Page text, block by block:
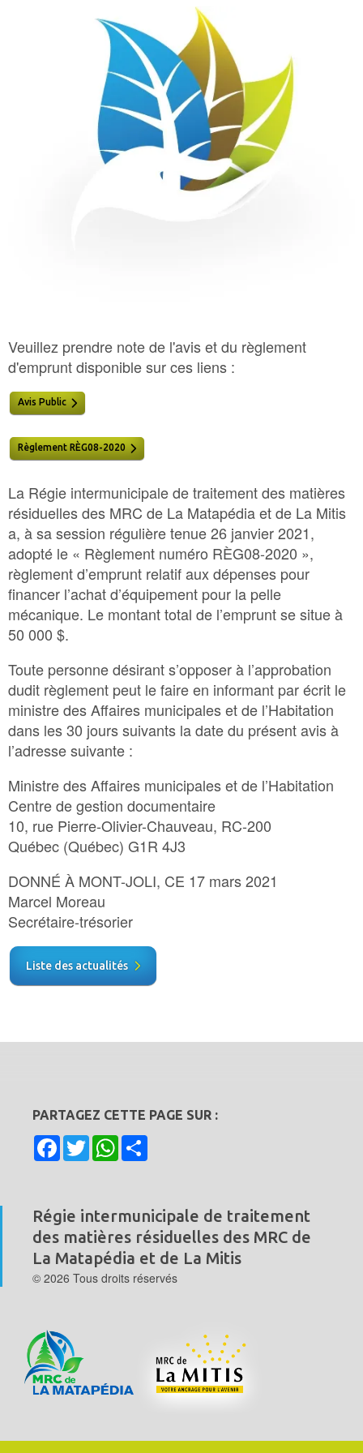
Bac Brun – Matières organiques
Bac Vert – Déchets
Plastique agricole
Veuillez prendre note de l'avis et du règlement
d'emprunt disponible sur ces liens :
Avis Public
Règlement RÈG08-2020
La Régie intermunicipale de traitement des matières
résiduelles des MRC de La Matapédia et de La Mitis
a, à sa session régulière tenue 26 janvier 2021,
adopté le « Règlement numéro RÈG08-2020 »,
règlement d’emprunt relatif aux dépenses pour
financer l’achat d’équipement pour la pelle
mécanique. Le montant total de l’emprunt se situe à
50 000 $.
Toute personne désirant s’opposer à l’approbation
dudit règlement peut le faire en informant par écrit le
ministre des Affaires municipales et de l’Habitation
dans les 30 jours suivants la date du présent avis à
l’adresse suivante :
Ministre des Affaires municipales et de l’Habitation
Centre de gestion documentaire
10, rue Pierre-Olivier-Chauveau, RC-200
Québec (Québec) G1R 4J3
DONNÉ À MONT-JOLI, CE 17 mars 2021
Marcel Moreau
Secrétaire-trésorier
Liste des actualités
PARTAGEZ CETTE PAGE SUR :
Facebook
TwitterWhatsApp
Régie intermunicipale de traitement
des matières résiduelles des MRC de
La Matapédia et de La Mitis
© 2026 Tous droits réservés